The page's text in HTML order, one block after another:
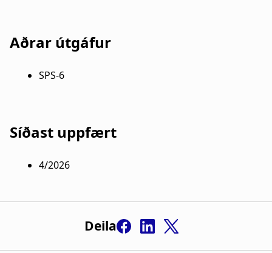
Aðrar útgáfur
SPS-6
Síðast uppfært
4/2026
Deila